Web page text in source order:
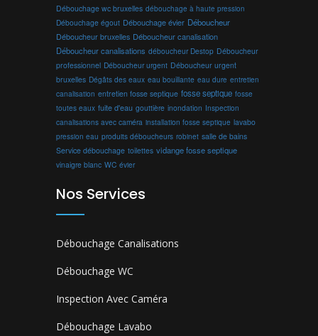
Débouchage wc bruxelles débouchage à haute pression
Débouchage égout Débouchage évier Déboucheur
Déboucheur bruxelles Déboucheur canalisation
Déboucheur canalisations déboucheur Destop Déboucheur
professionnel Déboucheur urgent Déboucheur urgent
bruxelles Dégâts des eaux eau bouillante eau dure entretien
canalisation entretien fosse septique fosse septique fosse
toutes eaux fuite d'eau gouttière inondation Inspection
canalisations avec caméra installation fosse septique lavabo
pression eau produits déboucheurs robinet salle de bains
Service débouchage toilettes vidange fosse septique
vinaigre blanc WC évier
Nos Services
Débouchage Canalisations
Débouchage WC
Inspection Avec Caméra
Débouchage Lavabo